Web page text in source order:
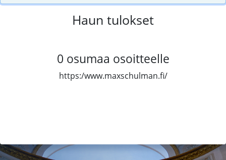
Haun tulokset
0 osumaa osoitteelle
https:/www.maxschulman.fi/